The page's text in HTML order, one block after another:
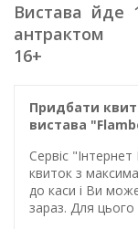
Вистава йде
антрактом
16+
Придбати
вистава
Сервіс
квиток з
до каси і Ви
зараз. Для цього